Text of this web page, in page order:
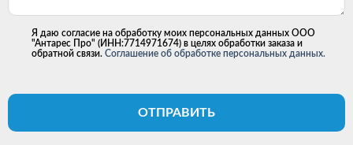
Я даю согласие на обработку моих персональных данных ООО
"Антарес Про" (ИНН:7714971674) в целях обработки заказа и
обратной связи. Соглашение об обработке персональных данных.
ОТПРАВИТЬ